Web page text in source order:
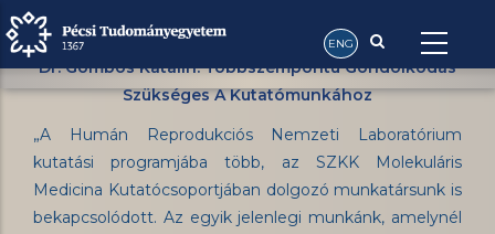
Ugrás
a
tartalomra
ENG
Dr. Gombos Katalin: Többszempontú Gondolkodás
Szükséges A Kutatómunkához -
Dr. Gombos Katalin: Többszempontú Gondolkodás
Szükséges A Kutatómunkához
„A Humán Reprodukciós Nemzeti Laboratórium
kutatási programjába több, az SZKK Molekuláris
Medicina Kutatócsoportjában dolgozó munkatársunk is
bekapcsolódott. Az egyik jelenlegi munkánk, amelynél